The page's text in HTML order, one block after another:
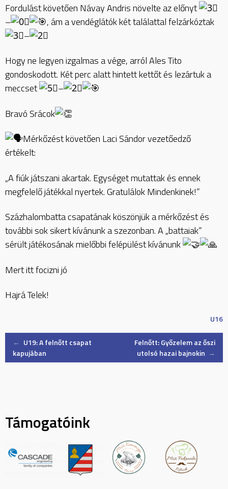
Fordulást követően Návay Andris növelte az előnyt
–
, ám a vendéglátók két találattal felzárkóztak
–
Hogy ne legyen izgalmas a vége, arról Ales Tito
gondoskodott. Két perc alatt hintett kettőt és lezártuk a
meccset
–
Bravó Srácok
Mérkőzést követően Laci Sándor vezetőedző
értékelt:
„A fiúk játszani akartak. Egységet mutattak és ennek
megfelelő játékkal nyertek. Gratulálok Mindenkinek!”
Százhalombatta csapatának köszönjük a mérkőzést és
további sok sikert kívánunk a szezonban. A „battaiak”
sérült játékosának mielőbbi felépülést kívánunk
Mert itt focizni jó
Hajrá Telek!
U16
Post
← U19: A felnőtt csapat
kapujában
Felnőtt: Győzelem az őszi
utolsó hazai bajnokin →
Támogatóink